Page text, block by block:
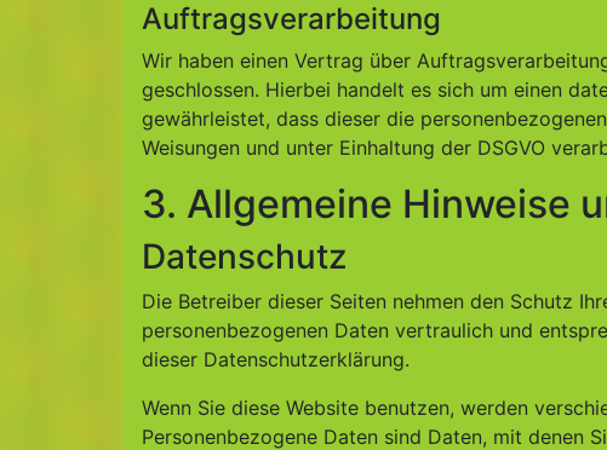
Auftragsverarbeitung
Wir haben einen Vertrag über
geschlossen. Hierbei handelt es sich um einen
gewährleistet, dass dieser die
Weisungen und unter Einhaltung der DSGVO
3. Allgemeine Hinweise
Datenschutz
Die Betreiber dieser Seiten nehmen den Schutz
personenbezogenen Daten vertraulich und
dieser Datenschutzerklärung.
Wenn Sie diese Website benutzen, werden
Personenbezogene Daten sind Daten, mit denen